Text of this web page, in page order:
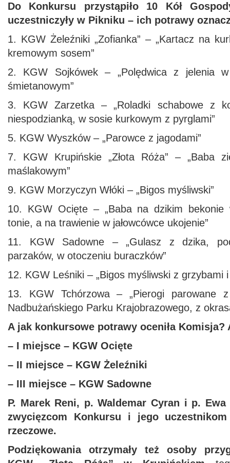
Do Konkursu przystąpiło 10 Kół
uczestniczyły w Pikniku – ich potrawy
1. KGW Żeleźniki „Zofianka” – „Kartacz na
kremowym sosem”
2. KGW Sojkówek – „Polędwica z jelenia
śmietanowym”
3. KGW Zarzetka – „Roladki schabowe z
niespodzianką, w sosie kurkowym z pyrglami”
5. KGW Wyszków – „Parowce z jagodami”
7. KGW Krupińskie „Złota Róża” – „Baba
maślakowym”
9. KGW Morzyczyn Włóki – „Bigos myśliwski”
10. KGW Ocięte – „Baba na dzikim bekonie
tonie, a na trawienie w jałowcówce ukojenie”
11. KGW Sadowne – „Gulasz z dzika,
parzaków, w otoczeniu buraczków”
12. KGW Leśniki – „Bigos myśliwski z grzybami i
13. KGW Tchórzowa – „Pierogi parowane
Nadbużańskiego Parku Krajobrazowego, z
A jak konkursowe potrawy oceniła Komisja?
– I miejsce – KGW Ocięte
– II miejsce – KGW Żeleźniki
– III miejsce – KGW Sadowne
P. Marek Reni, p. Waldemar Cyran i p.
zwycięzcom Konkursu i jego
rzeczowe.
Podziękowania otrzymały też osoby